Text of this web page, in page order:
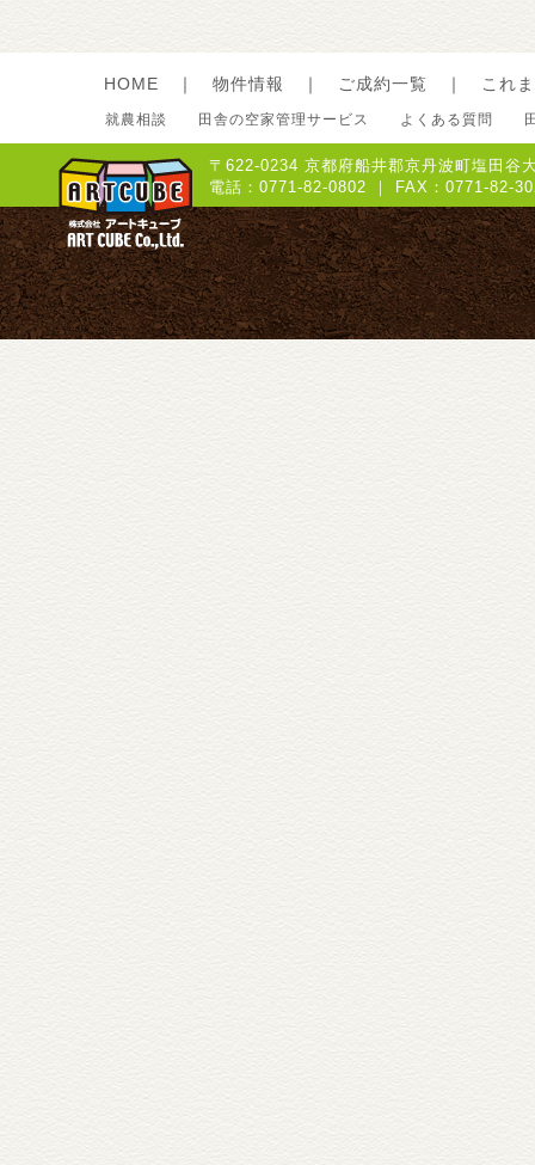
HOME ｜ 物件情報 ｜ ご成約一覧 ｜ これ
就農相談 田舎の空家管理サービス よくある質問
〒622-0234 京都府船井郡京丹波町塩田谷
電話：0771-82-0802 ｜ FAX：0771-82-